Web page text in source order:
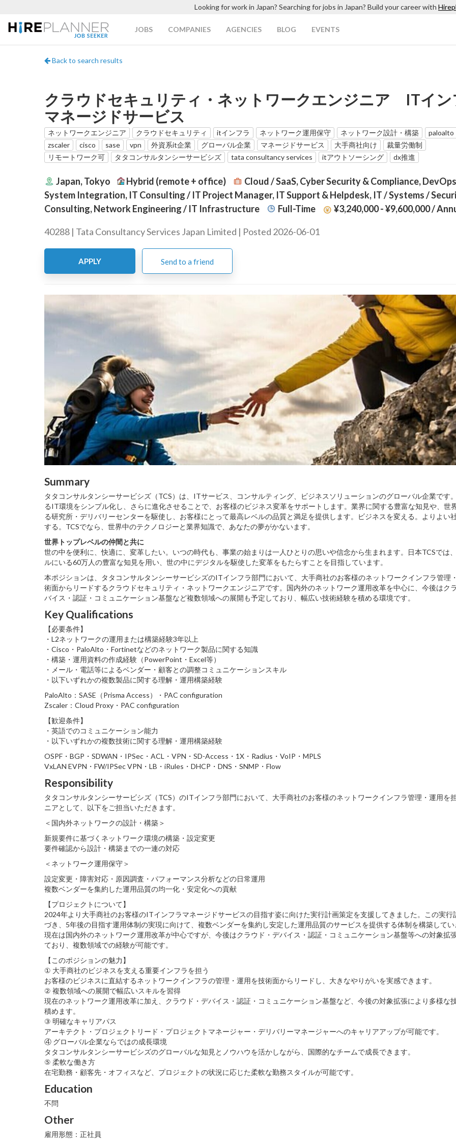
Looking for work in Japan? Searching for jobs in Japan? Build your career with
JOBS COMPANIES AGENCIES BLOG EVENTS
Back to search results
クラウドセキュリティ・ネットワークエンジニア ITイン
マネージドサービス
ネットワークエンジニア クラウドセキュリティ itインフラ ネットワーク運用保守 ネットワーク設計・構築
paloalto
zscaler
cisco sase vpn 外資系it企業 グローバル企業 マネージドサービス 大手商社向け
裁量労働制
リモートワーク可
タタコンサルタンシーサービシズ tata consultancy services itアウトソーシング dx推進
Japan, Tokyo Hybrid (remote + office)
Cloud / SaaS, Cyber Security & Compliance,
System Integration, IT Consulting / IT Project Manager, IT Support & Helpdesk, IT / Systems /
Consulting, Network Engineering / IT Infrastructure
Full-Time ¥3,240,000 - ¥9,600,000/
40288 | Tata Consultancy Services Japan Limited | Posted 2026-06-01
APPLY Send to a friend
Summary
タタコンサルタンシーサービシズ（TCS）は、ITサービス、コンサルティング、ビジネスソリューションのグローバル企業です
るIT環境をシンプル化し、さらに進化させることで、お客様のビジネス変革をサポートします。業界に関する豊富な知見や、世
る研究所・デリバリーセンターを駆使し、お客様にとって最高レベルの品質と満足を提供します。ビジネスを変える。よりよい
する。TCSでなら、世界中のテクノロジーと業界知識で、あなたの夢がかないます。
世界トップレベルの仲間と共に
世の中を便利に、快適に、変革したい。いつの時代も、事業の始まりは一人ひとりの思いや信念から生まれます。日本TCSでは
ルにいる60万人の豊富な知見を用い、世の中にデジタルを駆使した変革をもたらすことを目指しています。
本ポジションは、タタコンサルタンシーサービシズのITインフラ部門において、大手商社のお客様のネットワークインフラ管理
術面からリードするクラウドセキュリティ・ネットワークエンジニアです。国内外のネットワーク運用改革を中心に、今後はク
バイス・認証・コミュニケーション基盤など複数領域への展開も予定しており、幅広い技術経験を積める環境です。
Key Qualifications
【必要条件】
・L2ネットワークの運用または構築経験3年以上
・Cisco・PaloAlto・Fortinetなどのネットワーク製品に関する知識
・構築・運用資料の作成経験（PowerPoint・Excel等）
・メール・電話等によるベンダー・顧客との調整コミュニケーションスキル
・以下いずれかの複数製品に関する理解・運用構築経験
PaloAlto：SASE（Prisma Access）・PAC configuration
Zscaler：Cloud Proxy・PAC configuration
【歓迎条件】
・英語でのコミュニケーション能力
・以下いずれかの複数技術に関する理解・運用構築経験
OSPF・BGP・SDWAN・IPSec・ACL・VPN・SD-Access・1X・Radius・VoIP・MPLS
VxLAN EVPN・FW/IPSec VPN・LB・iRules・DHCP・DNS・SNMP・Flow
Responsibility
タタコンサルタンシーサービシズ（TCS）のITインフラ部門において、大手商社のお客様のネットワークインフラ管理・運用を
ニアとして、以下をご担当いただきます。
＜国内外ネットワークの設計・構築＞
新規要件に基づくネットワーク環境の構築・設定変更
要件確認から設計・構築までの一連の対応
＜ネットワーク運用保守＞
設定変更・障害対応・原因調査・パフォーマンス分析などの日常運用
複数ベンダーを集約した運用品質の均一化・安定化への貢献
【プロジェクトについて】
2024年より大手商社のお客様のITインフラマネージドサービスの目指す姿に向けた実行計画策定を支援してきました。この実行
づき、5年後の目指す運用体制の実現に向けて、複数ベンダーを集約し安定した運用品質のサービスを提供する体制を構築してい
現在は国内外のネットワーク運用改革が中心ですが、今後はクラウド・デバイス・認証・コミュニケーション基盤等への対象拡
ており、複数領域での経験が可能です。
【このポジションの魅力】
① 大手商社のビジネスを支える重要インフラを担う
お客様のビジネスに直結するネットワークインフラの管理・運用を技術面からリードし、大きなやりがいを実感できます。
② 複数領域への展開で幅広いスキルを習得
現在のネットワーク運用改革に加え、クラウド・デバイス・認証・コミュニケーション基盤など、今後の対象拡張により多様な
積めます。
③ 明確なキャリアパス
アーキテクト・プロジェクトリード・プロジェクトマネージャー・デリバリーマネージャーへのキャリアアップが可能です。
④ グローバル企業ならではの成長環境
タタコンサルタンシーサービシズのグローバルな知見とノウハウを活かしながら、国際的なチームで成長できます。
⑤ 柔軟な働き方
在宅勤務・顧客先・オフィスなど、プロジェクトの状況に応じた柔軟な勤務スタイルが可能です。
Education
不問
Other
雇用形態：正社員